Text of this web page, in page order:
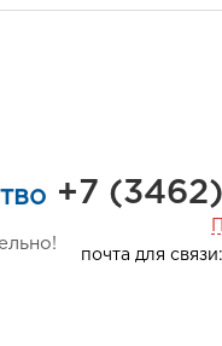
+7
почта для связи: